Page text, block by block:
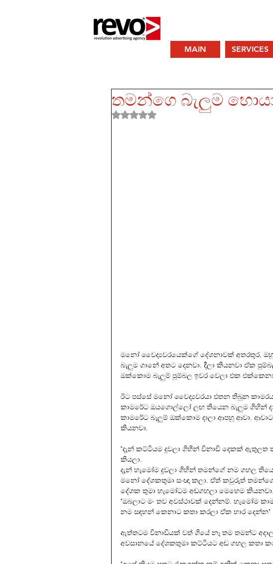
MAIN SERVICES
තමන්ගෙ බැලුම
Rated NaN out of 5 stars.
මනෝ වෛද්‍යවරයෙක්ගේ දේශනාවක් අතරතුර,
බැලුම ගානේ අතට දෙනවා. දීලා කියනවා ඒක
ඔක්කොම බැලුම් පුම්බල ඉවර වෙලා එක
ඊට පස්සේ මනෝ වෛද්‍යවරයා එතන තිබුන
කාමරේට ඔයගොල්ලෝ ලඟ තියෙන බැලුම ගිහින්
කාමරේට බැලුම් ඔක්කොම දාලා ආපහු ආවා.
කියනවා.
"දැන් කට්ටියම දුවලා ගිහින් විනාඩි දෙකක්
කියලා.
දැන් හැමෝම දුවලා ගිහින් තමන්ගේ නම ගහල
මනෝ දේශකතුමා සංඥා කලා. ඒත් කවුරුත්
දේශක තුමා හැමෝටම අඬගහලා මෙහෙම කියනවා.
"ඔබලාට මං තව අවස්ථාවක් දෙන්නම්. හැමෝම
නම සඳහන් කෙනාට කතා කරලා ඒක භාර දෙන්න"
ඇත්තටම විනාඩියක් වත් ගියේ නෑ තම තමන්ට
අවසානයේ දේශකතුමා කට්ටියට අඬ ගහල කතා